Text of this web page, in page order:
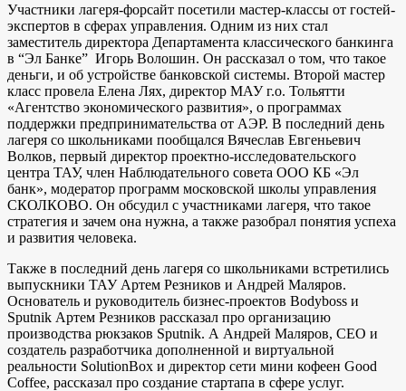
Участники лагеря-форсайт посетили мастер-классы от гостей-
экспертов в сферах управления. Одним из них стал
заместитель директора Департамента классического банкинга
в “Эл Банке” Игорь Волошин. Он рассказал о том, что такое
деньги, и об устройстве банковской системы. Второй мастер
класс провела Елена Лях, директор МАУ г.о. Тольятти
«Агентство экономического развития», о программах
поддержки предпринимательства от АЭР. В последний день
лагеря со школьниками пообщался Вячеслав Евгеньевич
Волков, первый директор проектно-исследовательского
центра ТАУ, член Наблюдательного совета ООО КБ «Эл
банк», модератор программ московской школы управления
СКОЛКОВО. Он обсудил с участниками лагеря, что такое
стратегия и зачем она нужна, а также разобрал понятия успеха
и развития человека.
Также в последний день лагеря со школьниками встретились
выпускники ТАУ Артем Резников и Андрей Маляров.
Основатель и руководитель бизнес-проектов Bodyboss и
Sputnik Артем Резников рассказал про организацию
производства рюкзаков Sputnik. А Андрей Маляров, CEO и
создатель разработчика дополненной и виртуальной
реальности SolutionBox и директор сети мини кофеен Good
Coffee, рассказал про создание стартапа в сфере услуг.